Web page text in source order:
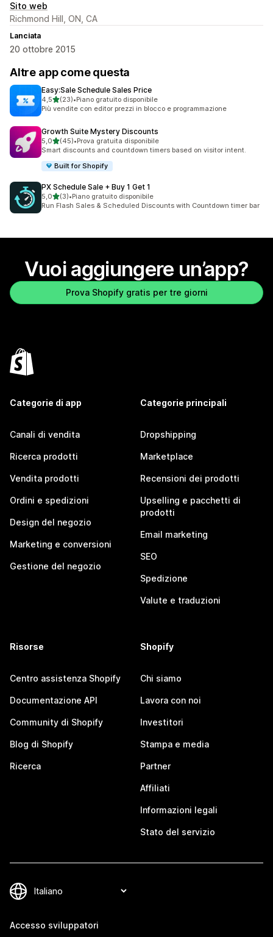
Sito web
Richmond Hill, ON, CA
Lanciata
20 ottobre 2015
Altre app come questa
Easy:Sale Schedule Sales Price
4,5stelle su 5
(23)
23 recensioni totali
•Piano gratuito disponibile
Più vendite con editor prezzi in blocco e programmazione
Growth Suite Mystery Discounts
5,0stelle su 5
(45)
45 recensioni totali
•Prova gratuita disponibile
Smart discounts and countdown timers based on visitor intent.
Built for Shopify
PX Schedule Sale + Buy 1 Get 1
5,0stelle su 5
(3)
3 recensioni totali
•Piano gratuito disponibile
Run Flash Sales & Scheduled Discounts with Countdown timer bar
Vuoi aggiungere un’app?
Prova Shopify gratis per tre giorni
Categorie di app
Canali di vendita
Ricerca prodotti
Vendita prodotti
Ordini e spedizioni
Design del negozio
Marketing e conversioni
Gestione del negozio
Categorie principali
Dropshipping
Marketplace
Recensioni dei prodotti
Upselling e pacchetti di
prodotti
Email marketing
SEO
Spedizione
Valute e traduzioni
Risorse
Centro assistenza Shopify
Documentazione API
Community di Shopify
Blog di Shopify
Ricerca
Shopify
Chi siamo
Lavora con noi
Investitori
Stampa e media
Partner
Affiliati
Informazioni legali
Stato del servizio
Accesso sviluppatori